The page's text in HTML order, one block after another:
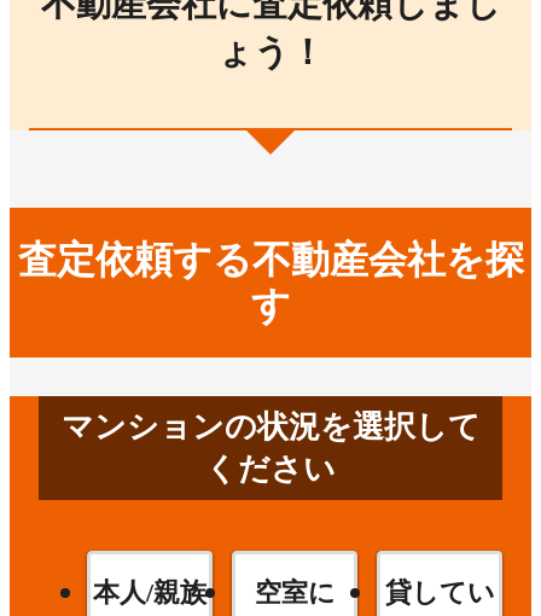
ょう！
査定依頼する不動産会社を探
す
マンションの状況を選択して
ください
本人/親族
空室に
貸してい